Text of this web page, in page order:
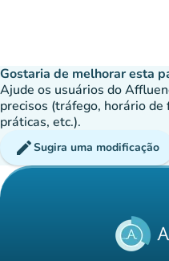
Gostaria de melhorar esta
Ajude os usuários do
precisos (tráfego, horário
práticas, etc.).
editSugira uma modificação